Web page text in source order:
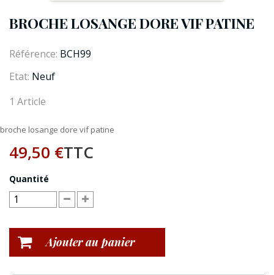
BROCHE LOSANGE DORE VIF PATINE
Référence: BCH99
Etat: Neuf
1 Article
broche losange dore vif patine
49,50 €TTC
Quantité
Ajouter au panier